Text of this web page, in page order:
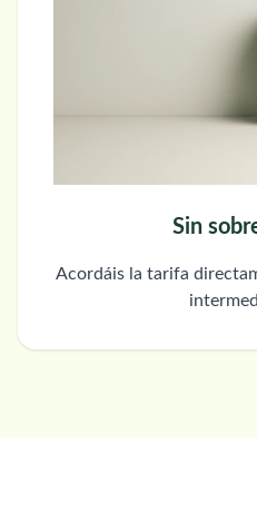
Sin
Acordáis la tarifa